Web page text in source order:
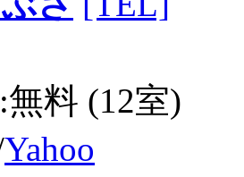
料 (12室)
Yahoo